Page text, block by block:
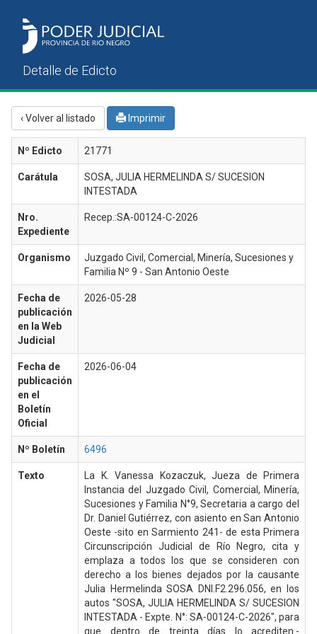
‹ Volver al listado Imprimir
Nº Edicto 21771
Carátula
SOSA, JULIA HERMELINDA S/ SUCESION
INTESTADA
Nro.
Expediente
Recep.:SA-00124-C-2026
Organismo
Juzgado Civil, Comercial, Minería, Sucesiones y
Familia Nº 9 - San Antonio Oeste
Fecha de
publicación
en la Web
Judicial
2026-05-28
Fecha de
publicación
en el
Boletín
Oficial
2026-06-04
Nº Boletín 6496
Texto
La K. Vanessa Kozaczuk, Jueza de Primera
Instancia del Juzgado Civil, Comercial, Minería,
Sucesiones y Familia N°9, Secretaria a cargo del
Dr. Daniel Gutiérrez, con asiento en San Antonio
Oeste -sito en Sarmiento 241- de esta Primera
Circunscripción Judicial de Río Negro, cita y
emplaza a todos los que se consideren con
derecho a los bienes dejados por la causante
Julia Hermelinda SOSA DNI.F2.296.056, en los
autos "SOSA, JULIA HERMELINDA S/ SUCESION
INTESTADA - Expte. N°: SA-00124-C-2026", para
que dentro de treinta días lo acrediten.-